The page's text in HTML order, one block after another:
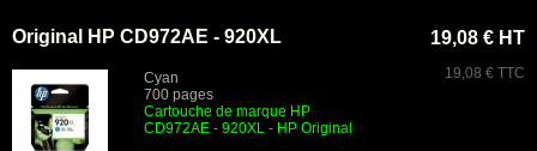
Original HP CD972AE - 920XL
Cyan
700 pages
Cartouche de marque HP
CD972AE - 920XL - HP Original
19,08 € HT
19,08 € TTC